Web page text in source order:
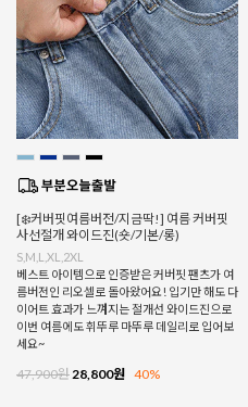
[❄️커버핏여름버전/지금딱!] 여름 커버핏
사선절개 와이드진(숏/기본/롱)
S,M,L,XL,2XL
베스트 아이템으로 인증받은 커버핏 팬츠가 여
름버전인 리오셀로 돌아왔어요! 입기만 해도 다
이어트 효과가 느껴지는 절개선 와이드진으로
이번 여름에도 휘뚜루 마뚜루 데일리로 입어보
세요~
47,900원 28,800원 40%